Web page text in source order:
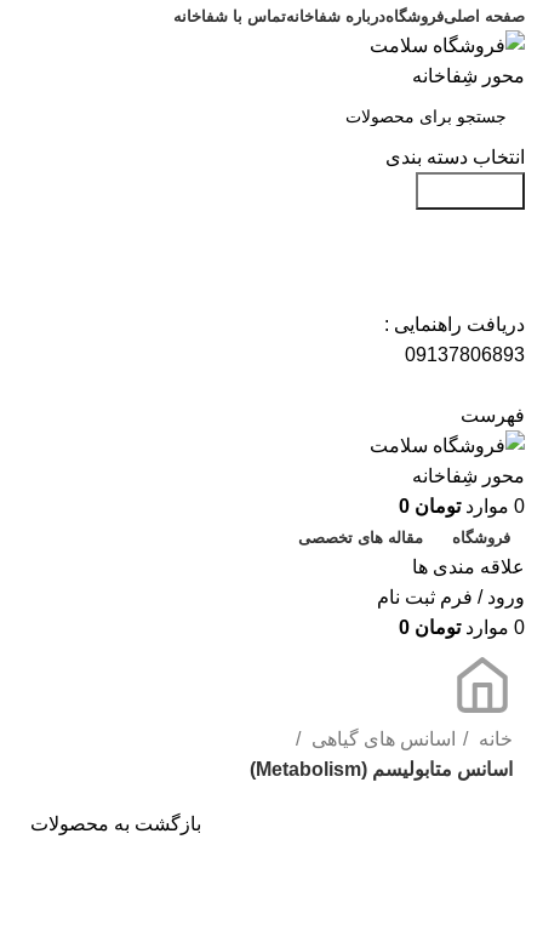
صفحه اصلیفروشگاهدرباره شفاخانهتماس با شفاخانه
انتخاب دسته بندی
دریافت راهنمایی :
09137806893
فهرست
0 موارد تومان
فروشگاه مقاله های تخصصی
علاقه مندی ها
ورود / فرم ثبت نام
0 موارد تومان
خانه
اسانس های گیاهی
اسانس متابولیسم (Metabolism)
بازگشت به محصولات